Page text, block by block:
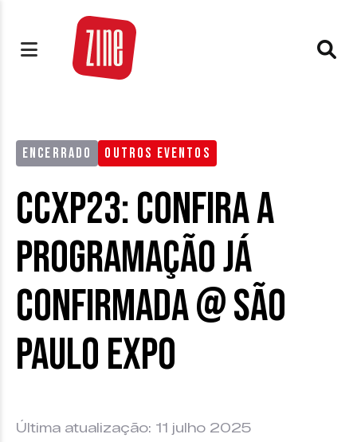
ENCERRADO OUTROS EVENTOS
CCXP23: confira a
programação já
confirmada @ São
Paulo Expo
Última atualização: 11 julho 2025